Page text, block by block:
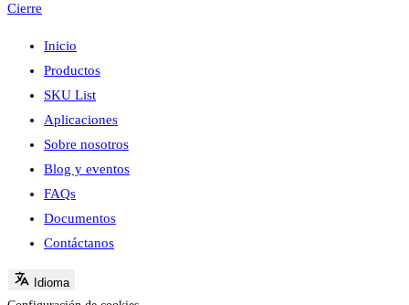
Cierre
Inicio
Productos
SKU List
Aplicaciones
Sobre nosotros
Blog y eventos
FAQs
Documentos
Contáctanos
Idioma